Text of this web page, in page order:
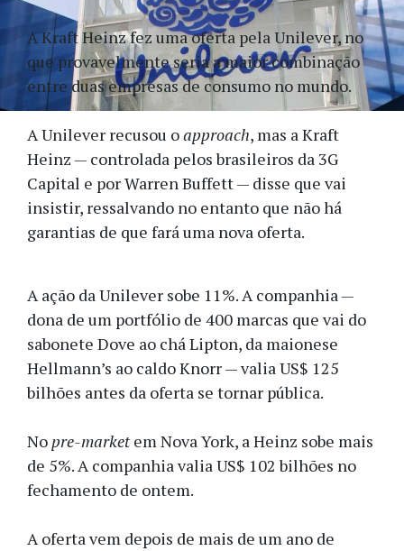
A Kraft Heinz fez uma oferta pela Unilever, no
que provavelmente seria a maior combinação
entre duas empresas de consumo no mundo.
A Unilever recusou oapproach, mas a Kraft
Heinz — controlada pelos brasileiros da 3G
Capital e por Warren Buffett — disse que vai
insistir, ressalvando no entanto que não há
garantias de que fará uma nova oferta.
A ação da Unilever sobe 11%. A companhia —
dona de um portfólio de 400 marcas que vai do
sabonete Dove ao chá Lipton, da maionese
Hellmann’s ao caldo Knorr — valia US$ 125
bilhões antes da oferta se tornar pública.
No pre-marketem Nova York, a Heinz sobe mais
de 5%. A companhia valia US$ 102 bilhões no
fechamento de ontem.
A oferta vem depois de mais de um ano de